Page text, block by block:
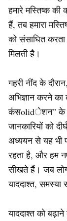
हमारे मस्तिष्क की
हैं, तब हमारा
को संसाधित
मिलती है।
गहरी नींद के
अभिज्ञान करने का
कंसolidेशन” के
जानकारियों को
अध्ययन से यह भी
रहता है, और हम
सीखते हैं। जब
याददाश्त,
याददाश्त को